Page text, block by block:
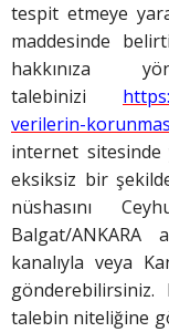
tespit etmeye
maddesinde
hakkınıza
talebinizi
verilerin-
internet sitesinde
eksiksiz bir
nüshasını
Balgat/ANKARA
kanalıyla veya
talebin niteliğine